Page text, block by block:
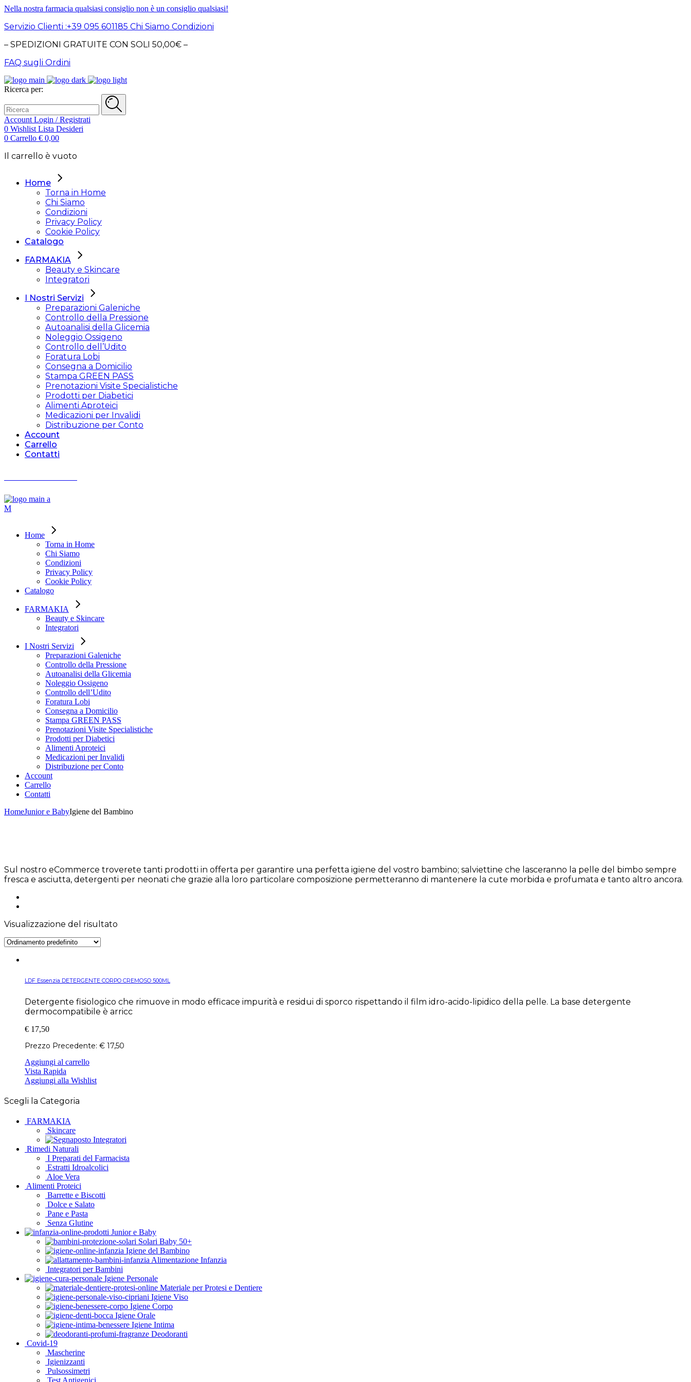
Nella nostra farmacia qualsiasi consiglio non è un consiglio qualsiasi!
Servizio Clienti :+39 095 601185 Chi Siamo Condizioni
– SPEDIZIONI GRATUITE CON SOLI 50,00€ –
FAQ sugli Ordini
Ricerca per:
Account Login / Registrati
0 Wishlist Lista Desideri
0 Carrello € 0,00
Il carrello è vuoto
Home
Torna in Home
Chi Siamo
Condizioni
Privacy Policy
Cookie Policy
Catalogo
FARMAKIA
Beauty e Skincare
Integratori
I Nostri Servizi
Preparazioni Galeniche
Controllo della Pressione
Autoanalisi della Glicemia
Noleggio Ossigeno
Controllo dell’Udito
Foratura Lobi
Consegna a Domicilio
Stampa GREEN PASS
Prenotazioni Visite Specialistiche
Prodotti per Diabetici
Alimenti Aproteici
Medicazioni per Invalidi
Distribuzione per Conto
Account
Carrello
Contatti
Home
Torna in Home
Chi Siamo
Condizioni
Privacy Policy
Cookie Policy
Catalogo
FARMAKIA
Beauty e Skincare
Integratori
I Nostri Servizi
Preparazioni Galeniche
Controllo della Pressione
Autoanalisi della Glicemia
Noleggio Ossigeno
Controllo dell’Udito
Foratura Lobi
Consegna a Domicilio
Stampa GREEN PASS
Prenotazioni Visite Specialistiche
Prodotti per Diabetici
Alimenti Aproteici
Medicazioni per Invalidi
Distribuzione per Conto
Account
Carrello
Contatti
HomeJunior e BabyIgiene del Bambino
Sul nostro eCommerce troverete tanti prodotti in offerta per garantire una perfetta igiene del vostro bambino; salviettine che lasceranno la pelle del bimbo sempre
fresca e asciutta, detergenti per neonati che grazie alla loro particolare composizione permetteranno di mantenere la cute morbida e profumata e tanto altro ancora.
Visualizzazione del risultato
LDF Essenzia DETERGENTE CORPO CREMOSO 500ML
Detergente fisiologico che rimuove in modo efficace impurità e residui di sporco rispettando il film idro-acido-lipidico della pelle. La base detergente
dermocompatibile è arricc
€ 17,50
Prezzo Precedente: € 17,50
Aggiungi al carrello
Vista Rapida
Aggiungi alla Wishlist
Scegli la Categoria
FARMAKIA
Skincare
Integratori
Rimedi Naturali
I Preparati del Farmacista
Estratti Idroalcolici
Aloe Vera
Alimenti Proteici
Barrette e Biscotti
Dolce e Salato
Pane e Pasta
Senza Glutine
Junior e Baby
Solari Baby 50+
Igiene del Bambino
Alimentazione Infanzia
Integratori per Bambini
Igiene Personale
Materiale per Protesi e Dentiere
Igiene Viso
Igiene Corpo
Igiene Orale
Igiene Intima
Deodoranti
Covid-19
Mascherine
Igienizzanti
Pulsossimetri